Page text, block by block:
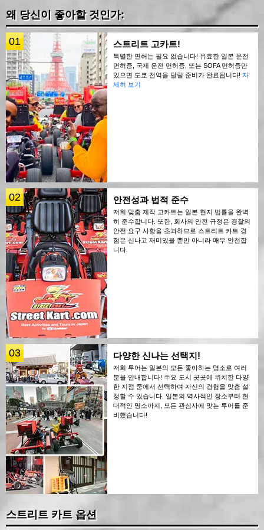
왜 당신이 좋아할 것인가:
01 스트리트 고카트!
특별한 면허는 필요 없습니다! 유효한 일본 운전
면허증, 국제 운전 면허증, 또는 SOFA 면허증만
있으면 도쿄 전역을 달릴 준비가 완료됩니다! 자
세히 보기
02 안전성과 법적 준수
저희 맞춤 제작 고카트는 일본 현지 법률을 완벽
히 준수합니다. 또한, 회사의 안전 규정은 경찰의
안전 요구 사항을 초과하므로 스트리트 카트 경
험은 신나고 재미있을 뿐만 아니라 매우 안전합
니다.
03 다양한 신나는 선택지!
저희 투어는 일본의 모든 좋아하는 명소로 여러
분을 안내합니다! 주요 도시 곳곳에 위치한 다양
한 지점 중에서 선택하여 자신의 경험을 맞춤 설
정할 수 있습니다. 일본의 역사적인 장소부터 현
대적인 명소까지, 모든 관심사에 맞는 투어를 준
비했습니다!
스트리트 카트 옵션